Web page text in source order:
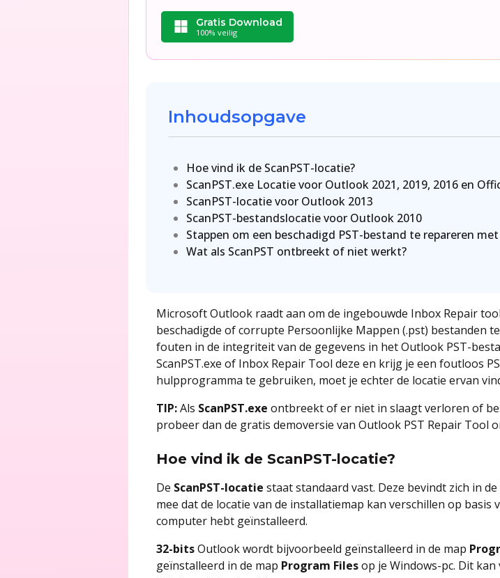
Gratis Download
100% veilig
Inhoudsopgave
Hoe vind ik de ScanPST-locatie?
ScanPST.exe Locatie voor Outlook 2021, 2019, 2016 en
ScanPST-locatie voor Outlook 2013
ScanPST-bestandslocatie voor Outlook 2010
Stappen om een beschadigd PST-bestand te repareren
Wat als ScanPST ontbreekt of niet werkt?
Microsoft Outlook raadt aan om de ingebouwde Inbox Repair
beschadigde of corrupte Persoonlijke Mappen (.pst) bestanden
fouten in de integriteit van de gegevens in het Outlook PST-
ScanPST.exe of Inbox Repair Tool deze en krijg je een foutloos
hulpprogramma te gebruiken, moet je echter de locatie ervan
TIP:Als ScanPST.exeontbreekt of er niet in slaagt verloren of
probeer dan de gratis demoversie van Outlook PST Repair Tool
Hoe vind ik de ScanPST-locatie?
De ScanPST-locatiestaat standaard vast. Deze bevindt zich in
mee dat de locatie van de installatiemap kan verschillen op basis
computer hebt geïnstalleerd.
32-bitsOutlook wordt bijvoorbeeld geïnstalleerd in de map
geïnstalleerd in de map Program Filesop je Windows-pc. Dit